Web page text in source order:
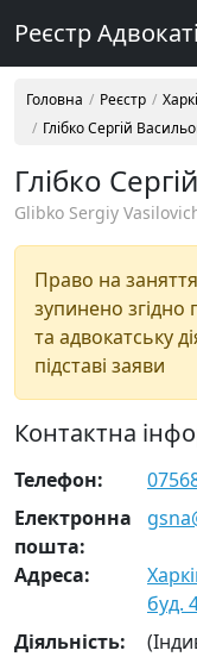
Реєстр
Головна Реєстр
Глібко Сергій
Глібко
Glibko Sergiy
Право на
зупинено згідно
та адвокатську
підставі заяви
Контактна
Телефон:
Електронна
пошта:
Адреса:
буд.
Діяльність: